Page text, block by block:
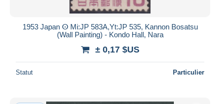
1953 Japan ⵙ Mi:JP 583A,Yt:JP 535, Kannon Bosatsu
(Wall Painting) - Kondo Hall, Nara
± 0,17 $US
Statut Particulier